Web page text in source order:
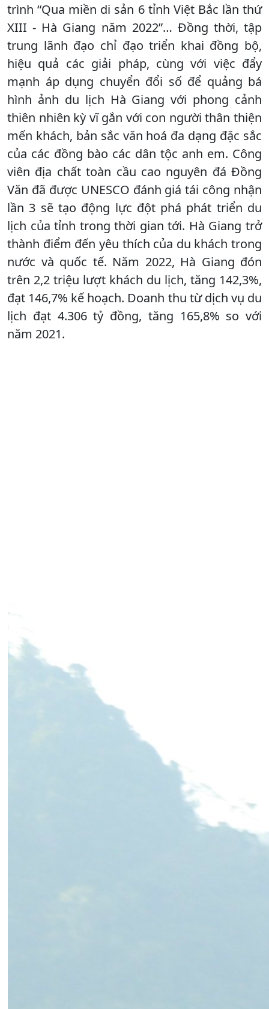
trình “Qua miền di sản 6 tỉnh Việt Bắc lần thứ
XIII - Hà Giang năm 2022”… Đồng thời, tập
trung lãnh đạo chỉ đạo triển khai đồng bộ,
hiệu quả các giải pháp, cùng với việc đẩy
mạnh áp dụng chuyển đổi số để quảng bá
hình ảnh du lịch Hà Giang với phong cảnh
thiên nhiên kỳ vĩ gắn với con người thân thiện
mến khách, bản sắc văn hoá đa dạng đặc sắc
của các đồng bào các dân tộc anh em. Công
viên địa chất toàn cầu cao nguyên đá Đồng
Văn đã được UNESCO đánh giá tái công nhận
lần 3 sẽ tạo động lực đột phá phát triển du
lịch của tỉnh trong thời gian tới. Hà Giang trở
thành điểm đến yêu thích của du khách trong
nước và quốc tế. Năm 2022, Hà Giang đón
trên 2,2 triệu lượt khách du lịch, tăng 142,3%,
đạt 146,7% kế hoạch. Doanh thu từ dịch vụ du
lịch đạt 4.306 tỷ đồng, tăng 165,8% so với
năm 2021.